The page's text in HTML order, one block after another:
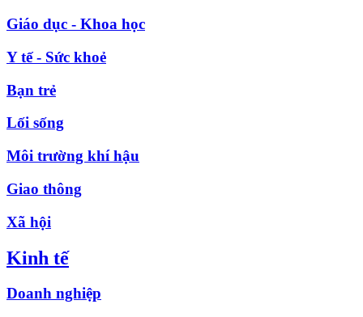
Giáo dục - Khoa học
Y tế - Sức khoẻ
Bạn trẻ
Lối sống
Môi trường khí hậu
Giao thông
Xã hội
Kinh tế
Doanh nghiệp